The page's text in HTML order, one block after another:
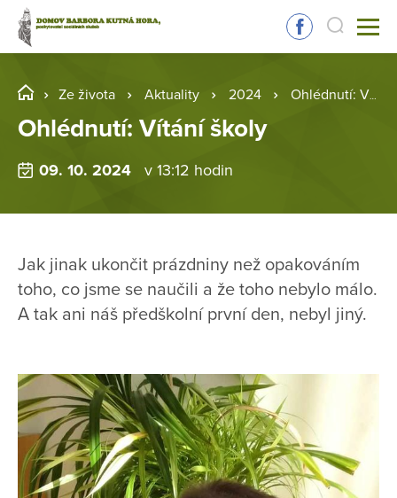
Ze života Aktuality 2024 Ohlédnutí: Vítání školy
Ohlédnutí: Vítání školy
09. 10. 2024 v 13:12 hodin
Jak jinak ukončit prázdniny než opakováním
toho, co jsme se naučili a že toho nebylo málo.
A tak ani náš předškolní první den, nebyl jiný.